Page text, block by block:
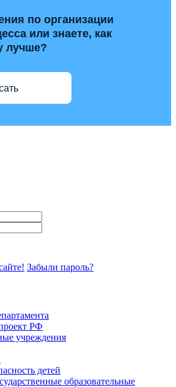
по организации
или знаете, как
лучше?
Забыли пароль?
РФ
учреждения
детей
образовательные